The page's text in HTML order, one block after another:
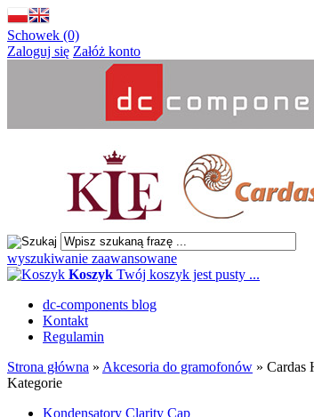
Schowek (0)
Zaloguj się Załóż konto
wyszukiwanie zaawansowane
Koszyk Twój koszyk jest pusty ...
dc-components blog
Kontakt
Regulamin
Strona główna » Akcesoria do gramofonów » Cardas
Kategorie
Kondensatory Clarity Cap